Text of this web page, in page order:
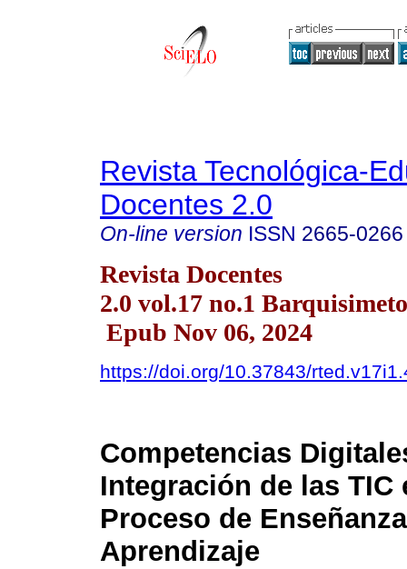
Revista Tecnológica-
Docentes 2.0
On-line version ISSN 2665-0266
Revista Docentes
2.0 vol.17 no.1
Epub Nov 06, 2024
https://doi.org/10.37843/
Competencias
Integración de las TIC
Proceso de
Aprendizaje